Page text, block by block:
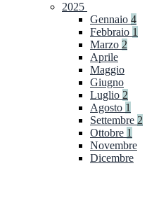
2025
Gennaio 4
Febbraio 1
Marzo 2
Aprile
Maggio
Giugno
Luglio 2
Agosto 1
Settembre 2
Ottobre 1
Novembre
Dicembre